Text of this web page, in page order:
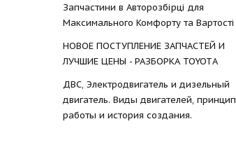
Запчастини в Авторозбірці для
Максимального Комфорту та Вартості
НОВОЕ ПОСТУПЛЕНИЕ ЗАПЧАСТЕЙ И
ЛУЧШИЕ ЦЕНЫ - РАЗБОРКА TOYOTА
ДВС, Электродвигатель и дизельный
двигатель. Виды двигателей, принцип
работы и история создания.